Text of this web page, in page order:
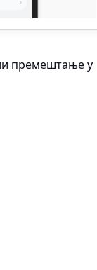
премештање у